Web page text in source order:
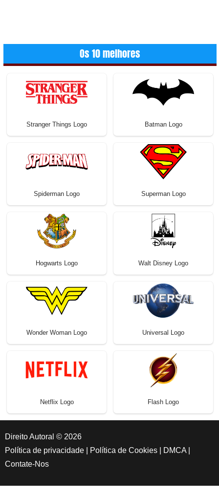
Os 10 melhores
Stranger Things Logo Batman Logo
Spiderman Logo Superman Logo
Hogwarts Logo Walt Disney Logo
Wonder Woman Logo Universal Logo
Netflix Logo Flash Logo
Direito Autoral © 2026
Política de privacidade
Política de Cookies DMCA|
Contate-Nos